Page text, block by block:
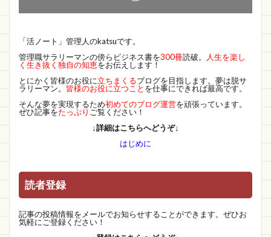
「活ノート」管理人のkatsuです。
管理職サラリーマンの傍らビジネス書を300冊読破。
人生を楽し
く生き抜く独自の知恵をお伝えします！
とにかく皆様のお役に立ちまくるブログを目指します。夢は脱サ
ラリーマン。 皆様のお役に立つこと を仕事にできれば最高です。
そんな夢を実現するため初めてのブログ運営を頑張っています。
ぜひ記事をたっぷり ご覧ください！
↓詳細はこちらへどうぞ↓
はじめに
読者登録
記事の投稿情報をメールでお知らせすることができます。ぜひお
気軽にご登録ください！